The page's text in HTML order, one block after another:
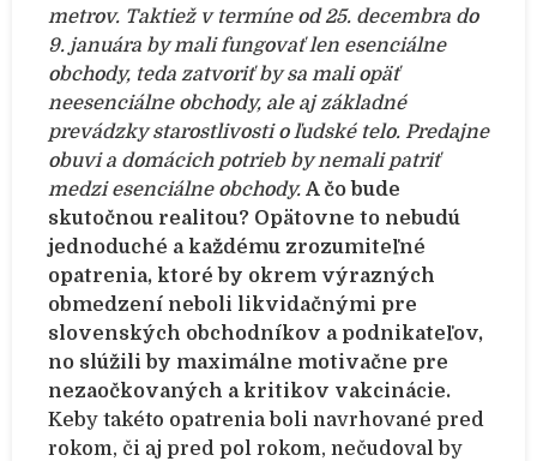
metrov. Taktiež v termíne od 25. decembra do
9. januára by mali fungovať len esenciálne
obchody, teda zatvoriť by sa mali opäť
neesenciálne obchody, ale aj základné
prevádzky starostlivosti o ľudské telo. Predajne
obuvi a domácich potrieb by nemali patriť
medzi esenciálne obchody. A čo bude
skutočnou realitou? Opätovne to nebudú
jednoduché a každému zrozumiteľné
opatrenia, ktoré by okrem výrazných
obmedzení neboli likvidačnými pre
slovenských obchodníkov a podnikateľov,
no slúžili by maximálne motivačne pre
nezaočkovaných a kritikov vakcinácie.
Keby takéto opatrenia boli navrhované pred
rokom, či aj pred pol rokom, nečudoval by